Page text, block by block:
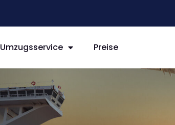
Umzugsservice Preise